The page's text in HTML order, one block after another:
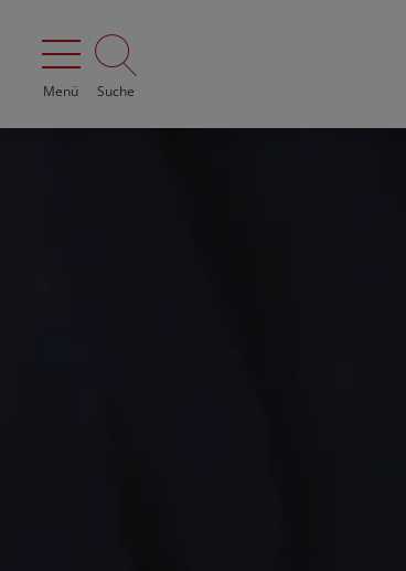
Menü Suche